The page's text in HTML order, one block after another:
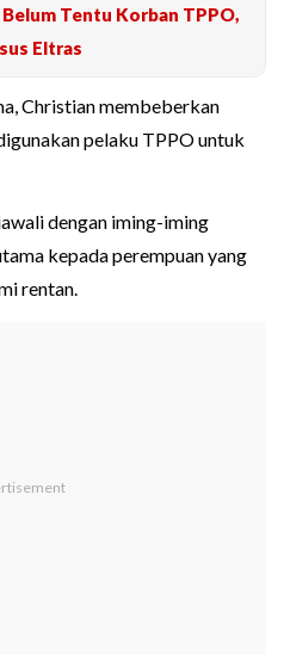
Tentu Korban TPPO,
Eltras
Christian membeberkan
pelaku TPPO untuk
dengan iming-iming
kepada perempuan yang
rentan.